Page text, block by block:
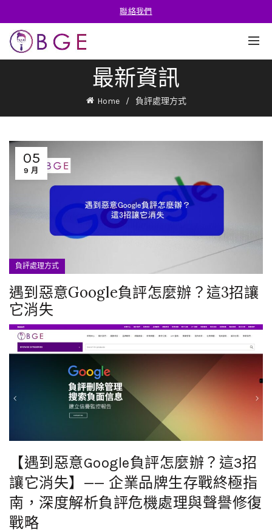
聯絡我們
最新資訊
Home 負評處理方式
05
9 月
負評處理方式
遇到惡意Google負評怎麼辦？這3招讓
它消失
【遇到惡意Google負評怎麼辦？這3招
讓它消失】—— 企業品牌生存戰終極指
南，深度解析負評危機處理與聲譽修復
戰略